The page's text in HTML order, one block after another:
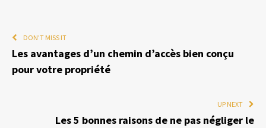
DON'T MISS IT
Les avantages d’un chemin d’accès bien conçu
pour votre propriété
UP NEXT
Les 5 bonnes raisons de ne pas négliger le